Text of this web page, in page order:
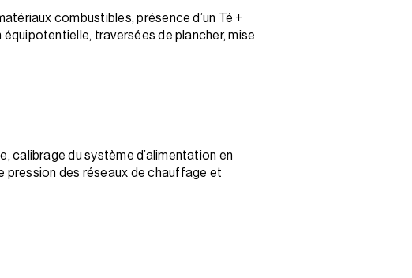
combustibles, présence d’un Té +
traversées de plancher, mise
calibrage du système d’alimentation en
pression des réseaux de chauffage et